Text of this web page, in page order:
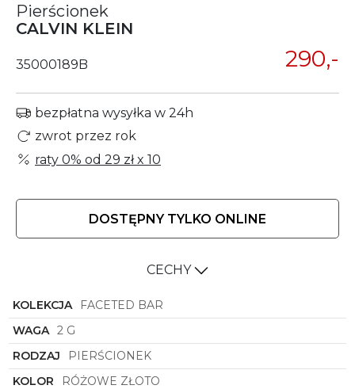
Pierścionek
CALVIN KLEIN
35000189B 290,-
bezpłatna wysyłka w 24h
zwrot przez rok
raty 0% od 29 złx 10
DOSTĘPNY TYLKO ONLINE
CECHY
KOLEKCJA
FACETED BAR
WAGA 2 G
RODZAJ
PIERŚCIONEK
KOLOR
RÓŻOWE ZŁOTO